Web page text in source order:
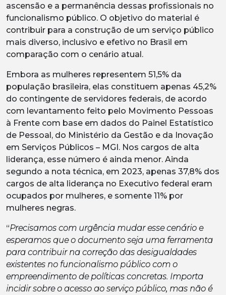
ascensão e a permanência dessas profissionais no
funcionalismo público. O objetivo do material é
contribuir para a construção de um serviço público
mais diverso, inclusivo e efetivo no Brasil em
comparação com o cenário atual.
Embora as mulheres representem 51,5% da
população brasileira, elas constituem apenas 45,2%
do contingente de servidores federais, de acordo
com levantamento feito pelo Movimento Pessoas
à Frente com base em dados do Painel Estatístico
de Pessoal, do Ministério da Gestão e da Inovação
em Serviços Públicos – MGI. Nos cargos de alta
liderança, esse número é ainda menor. Ainda
segundo a nota técnica, em 2023, apenas 37,8% dos
cargos de alta liderança no Executivo federal eram
ocupados por mulheres, e somente 11% por
mulheres negras.
“Precisamos com urgência mudar esse cenário e
esperamos que o documento seja uma ferramenta
para contribuir na correção das desigualdades
existentes no funcionalismo público com o
empreendimento de políticas concretas. Importa
incidir sobre o acesso ao serviço público, mas não é